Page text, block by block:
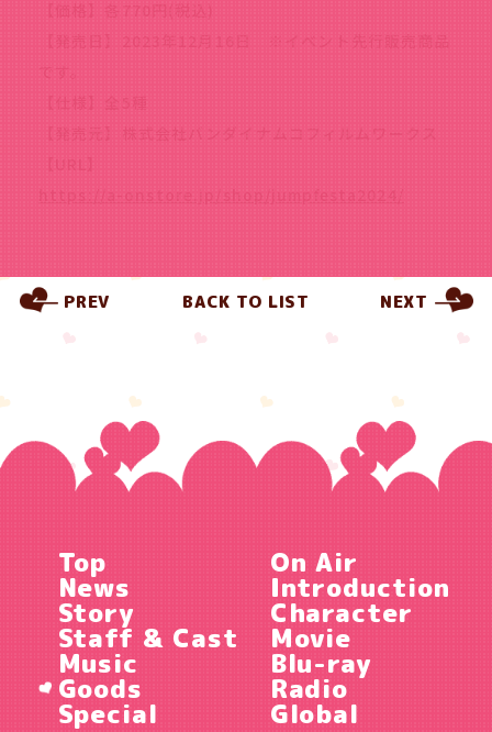
【価格】各770円(税込)
【発売日】2023年12月16日 ※イベント先行販売商品
です。
【仕様】全5種
【発売元】株式会社バンダイナムコフィルムワークス
【URL】
https://a-onstore.jp/shop/jumpfesta2024/
PREV BACK TO LIST NEXT
Top On Air
News Introduction
Story Character
Staff & Cast Movie
Music Blu-ray
Goods Radio
Special Global